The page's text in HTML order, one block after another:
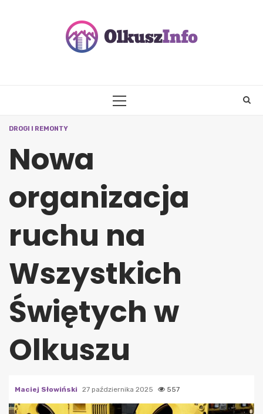
PRIMARY
DROGI I REMONTY
Nowa
organizacja
ruchu na
Wszystkich
Świętych w
Olkuszu
Maciej Słowiński 27 października 2025 557